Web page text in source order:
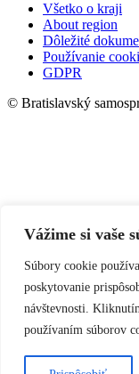
Vážime si vaše
Súbory cookie
poskytovanie
návštevnosti.
používaním súborov
Všetko o kraji
About region
Dôležité
Používanie
GDPR
© Bratislavský